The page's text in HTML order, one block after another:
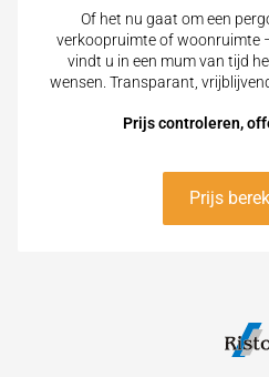
Of het nu gaat om een
verkoopruimte of woonruimte
vindt u in een mum van tijd
wensen. Transparant,
Prijs controleren,
Prijs